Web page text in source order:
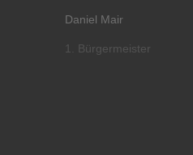
Daniel Mair
1. Bürgermeister